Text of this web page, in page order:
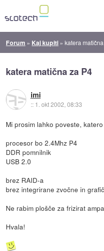
Forum » Kaj kupiti »katera
katera matična za P4
imi
:: 1. okt 2002, 08:33
Mi prosim lahko poveste,
procesor bo 2.4Mhz P4
DDR pomnilnik
USB 2.0
brez RAID-a
brez integrirane zvočne in
Ne rabim plošče za frizirat
Hvala!